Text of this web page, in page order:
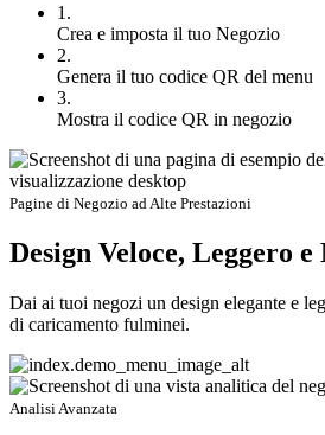
1.
Crea e imposta il tuo Negozio
2.
Genera il tuo codice QR del menu
3.
Mostra il codice QR in negozio
Pagine di Negozio ad Alte Prestazioni
Design Veloce, Leggero
Dai ai tuoi negozi un design elegante e
di caricamento fulminei.
Analisi Avanzata